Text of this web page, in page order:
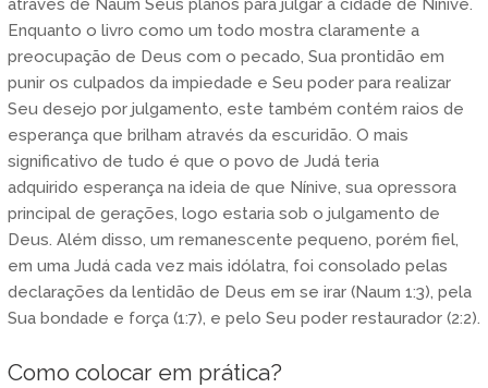
através de Naum Seus planos para julgar a cidade de Nínive.
Enquanto o livro como um todo mostra claramente a
preocupação de Deus com o pecado, Sua prontidão em
punir os culpados da impiedade e Seu poder para realizar
Seu desejo por julgamento, este também contém raios de
esperança que brilham através da escuridão. O mais
significativo de tudo é que o povo de Judá teria
adquirido esperança na ideia de que Nínive, sua opressora
principal de gerações, logo estaria sob o julgamento de
Deus. Além disso, um remanescente pequeno, porém fiel,
em uma Judá cada vez mais idólatra, foi consolado pelas
declarações da lentidão de Deus em se irar (Naum 1:3), pela
Sua bondade e força (1:7), e pelo Seu poder restaurador (2:2).
Como colocar em prática?